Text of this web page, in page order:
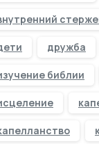
дружба
библии